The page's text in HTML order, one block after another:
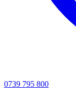
0739 795 800